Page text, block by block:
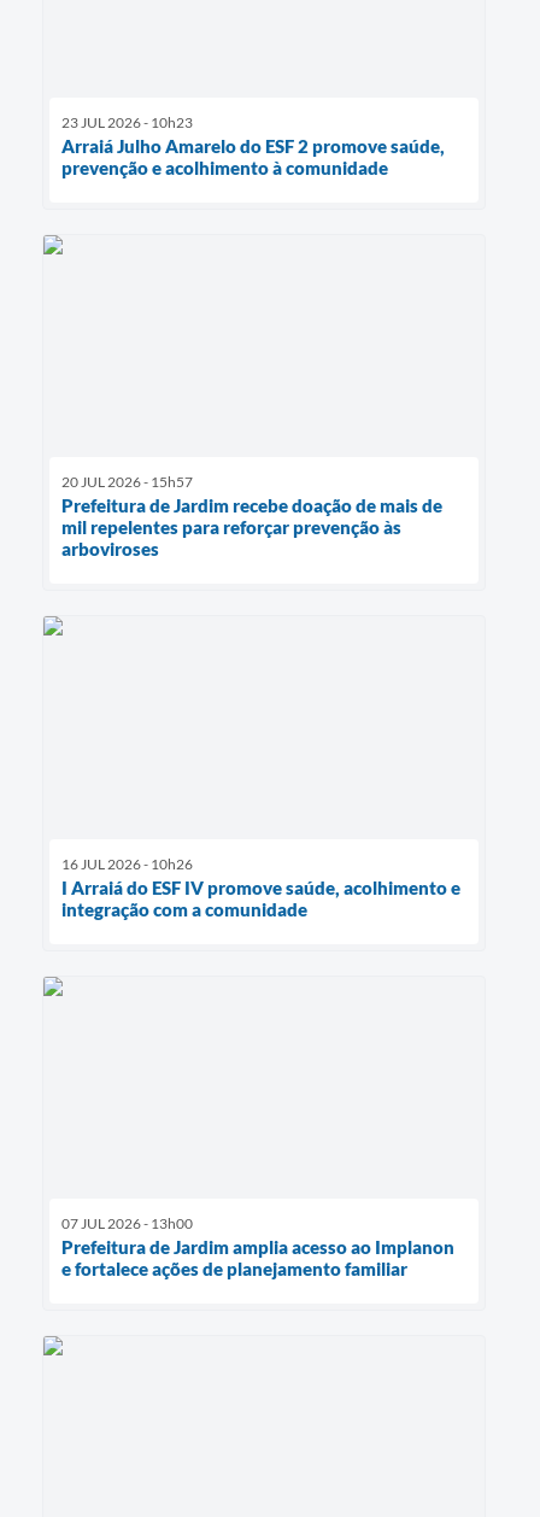
23 JUL 2026 - 10h23
Arraiá Julho Amarelo do ESF 2 promove saúde,
prevenção e acolhimento à comunidade
20 JUL 2026 - 15h57
Prefeitura de Jardim recebe doação de mais de
mil repelentes para reforçar prevenção às
arboviroses
16 JUL 2026 - 10h26
I Arraiá do ESF IV promove saúde, acolhimento e
integração com a comunidade
07 JUL 2026 - 13h00
Prefeitura de Jardim amplia acesso ao Implanon
e fortalece ações de planejamento familiar